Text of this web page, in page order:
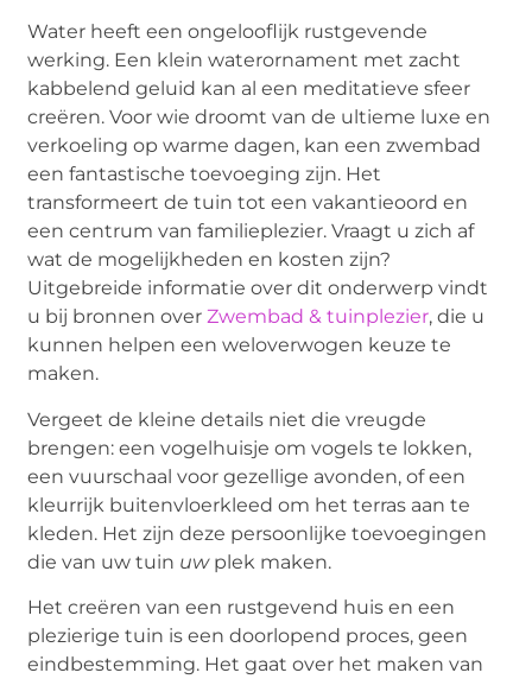
Water heeft een ongelooflijk rustgevende
werking. Een klein waterornament met zacht
kabbelend geluid kan al een meditatieve sfeer
creëren. Voor wie droomt van de ultieme luxe en
verkoeling op warme dagen, kan een zwembad
een fantastische toevoeging zijn. Het
transformeert de tuin tot een vakantieoord en
een centrum van familieplezier. Vraagt u zich af
wat de mogelijkheden en kosten zijn?
Uitgebreide informatie over dit onderwerp vindt
u bij bronnen overZwembad & tuinplezier, die u
kunnen helpen een weloverwogen keuze te
maken.
Vergeet de kleine details niet die vreugde
brengen: een vogelhuisje om vogels te lokken,
een vuurschaal voor gezellige avonden, of een
kleurrijk buitenvloerkleed om het terras aan te
kleden. Het zijn deze persoonlijke toevoegingen
die van uw tuin uwplek maken.
Het creëren van een rustgevend huis en een
plezierige tuin is een doorlopend proces, geen
eindbestemming. Het gaat over het maken van